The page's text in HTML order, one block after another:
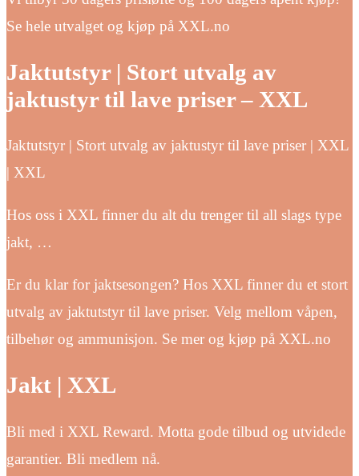
Se hele utvalget og kjøp på XXL.no
Jaktutstyr | Stort utvalg av
jaktustyr til lave priser – XXL
Jaktutstyr | Stort utvalg av jaktustyr til lave priser | XXL
| XXL
Hos oss i XXL finner du alt du trenger til all slags type
jakt, …
Er du klar for jaktsesongen? Hos XXL finner du et stort
utvalg av jaktutstyr til lave priser. Velg mellom våpen,
tilbehør og ammunisjon. Se mer og kjøp på XXL.no
Jakt | XXL
Bli med i XXL Reward. Motta gode tilbud og utvidede
garantier. Bli medlem nå.